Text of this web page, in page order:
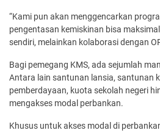
“Kami pun akan menggencarkan
pengentasan kemiskinan bisa
sendiri, melainkan kolaborasi dengan
Bagi pemegang KMS, ada sejumlah
Antara lain santunan lansia, santunan
pemberdayaan, kuota sekolah negeri
mengakses modal perbankan.
Khusus untuk akses modal di